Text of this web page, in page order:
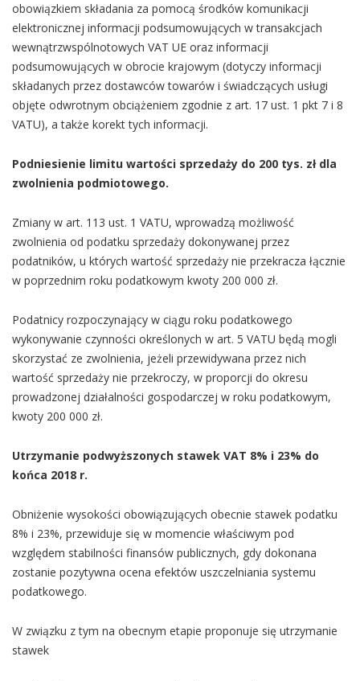
obowiązkiem składania za pomocą środków komunikacji
elektronicznej informacji podsumowujących w transakcjach
wewnątrzwspólnotowych VAT UE oraz informacji
podsumowujących w obrocie krajowym (dotyczy informacji
składanych przez dostawców towarów i świadczących usługi
objęte odwrotnym obciążeniem zgodnie z art. 17 ust. 1 pkt 7 i 8
VATU), a także korekt tych informacji.
Podniesienie limitu wartości sprzedaży do 200 tys. zł dla
zwolnienia podmiotowego.
Zmiany w art. 113 ust. 1 VATU, wprowadzą możliwość
zwolnienia od podatku sprzedaży dokonywanej przez
podatników, u których wartość sprzedaży nie przekracza łącznie
w poprzednim roku podatkowym kwoty 200 000 zł.
Podatnicy rozpoczynający w ciągu roku podatkowego
wykonywanie czynności określonych w art. 5 VATU będą mogli
skorzystać ze zwolnienia, jeżeli przewidywana przez nich
wartość sprzedaży nie przekroczy, w proporcji do okresu
prowadzonej działalności gospodarczej w roku podatkowym,
kwoty 200 000 zł.
Utrzymanie podwyższonych stawek VAT 8% i 23% do
końca 2018 r.
Obniżenie wysokości obowiązujących obecnie stawek podatku
8% i 23%, przewiduje się w momencie właściwym pod
względem stabilności finansów publicznych, gdy dokonana
zostanie pozytywna ocena efektów uszczelniania systemu
podatkowego.
W związku z tym na obecnym etapie proponuje się utrzymanie
stawek